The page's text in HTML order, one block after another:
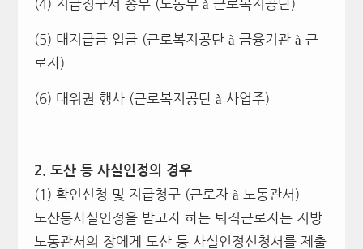
(4) 지급청구서 송부 (노동부 à 근로복지공단)
(5) 대지급금 입금 (근로복지공단 à 금융기관 à 근
로자)
(6) 대위권 행사 (근로복지공단 à 사업주)
2. 도산 등 사실인정의 경우
(1) 확인신청 및 지급청구 (근로자 à 노동관서)
도산등사실인정을 받고자 하는 퇴직근로자는 지방
노동관서의 장에게 도산 등 사실인정신청서를 제출